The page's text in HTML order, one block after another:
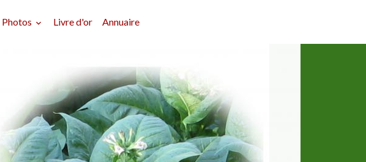
Photos Livre d'or Annuaire